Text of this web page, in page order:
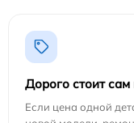
Дорого стоит
Если цена одной